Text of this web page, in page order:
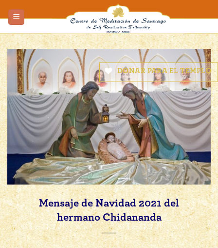
to
Mensaje de Navidad 2021 del
hermano Chidananda
DONAR PARA EL TEMPLO